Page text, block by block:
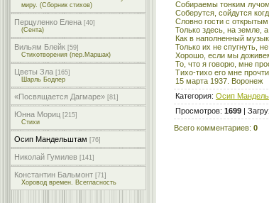
миру. (Сборник стихов)
Перцуленко Елена [40]
(Сента)
Вильям Блейк [59]
Стихотворения (пер.Маршак)
Цветы Зла [165]
Шарль Бодлер
«Посвящается Дагмаре» [81]
Юнна Мориц [215]
Стихи
Осип Мандельштам [76]
Николай Гумилев [141]
Константин Бальмонт [71]
Хоровод времен. Всегласность
Собираемы тонким лучом,
Соберутся, сойдутся
Словно гости с
Только здесь, на земле,
Как в наполненный
Только их не спугнуть,
Хорошо, если мы
То, что я говорю, мне
Тихо-тихо его мне
15 марта 1937. Воронеж
Категория: Осип
Просмотров: 1699 |
Всего комментариев: 0